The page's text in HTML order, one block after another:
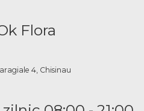
Flora
4, Chisinau